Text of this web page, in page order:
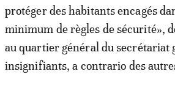
protéger des habitants encagés
minimum de règles de sécurité»,
au quartier général du secrétariat
insignifiants, a contrario des